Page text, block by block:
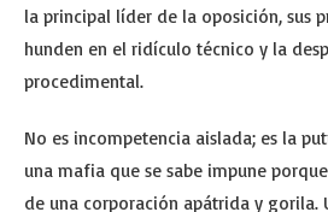
la principal líder de la oposición, sus
hunden en el ridículo técnico y la
procedimental.
No es incompetencia aislada; es la
una mafia que se sabe impune
de una corporación apátrida y gorila.